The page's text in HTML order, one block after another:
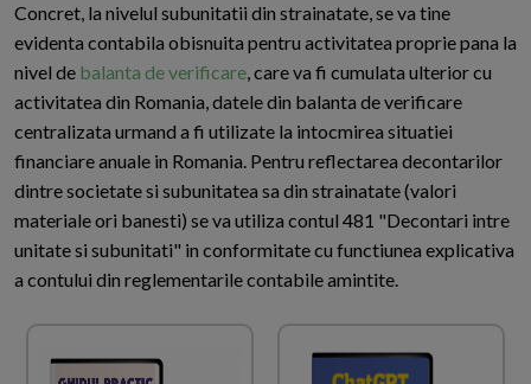
Concret, la nivelul subunitatii din strainatate, se va tine
evidenta contabila obisnuita pentru activitatea proprie pana la
nivel de balanta de verificare, care va fi cumulata ulterior cu
activitatea din Romania, datele din balanta de verificare
centralizata urmand a fi utilizate la intocmirea situatiei
financiare anuale in Romania. Pentru reflectarea decontarilor
dintre societate si subunitatea sa din strainatate (valori
materiale ori banesti) se va utiliza contul 481 "Decontari intre
unitate si subunitati" in conformitate cu functiunea explicativa
a contului din reglementarile contabile amintite.